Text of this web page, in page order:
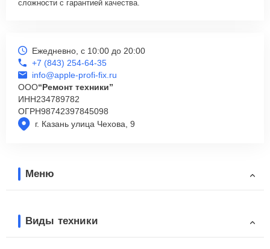
сложности с гарантией качества.
г. Казань улица Чехова, 9
Ежедневно, с 10:00 до 20:00
+7 (843) 254-64-35
info@apple-profi-fix.ru
ООО“Ремонт техники”
ИНН234789782
ОГРН98742397845098
Меню
Виды техники